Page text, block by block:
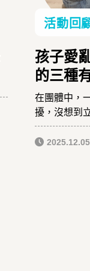
活動回
孩子愛
的三種
在團體中，
擾，沒想到
2025.12.05